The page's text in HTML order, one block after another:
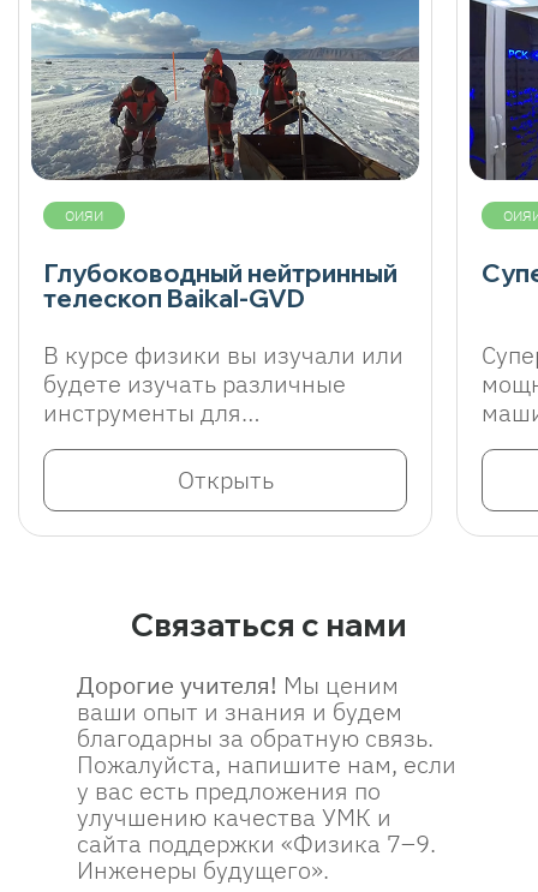
ОИЯИ
Глубоководный нейтринный
телескоп Baikal-GVD
В курсе физики вы изучали или
будете изучать различные
инструменты для
астрономических наблюдений.
Вспомните простейший
телескоп Галилея, который
позволил учёному увидеть
позволил учёным увидеть
далёкие галактики. В этой
видео-экскурсии вы
познакомитесь с нейтринным
телескопом. Он позволяет
изучать самые загадочные из
элементарных частиц –
нейтрино, которые
путешествуют во Вселенной
ещё с момента Большого
Открыть
Связаться с нами
Дорогие учителя! Мы ценим
ваши опыт и знания и будем
благодарны за обратную связь.
Пожалуйста, напишите нам, если
у вас есть предложения по
улучшению качества УМК и
сайта поддержки «Физика 7–9.
Инженеры будущего».